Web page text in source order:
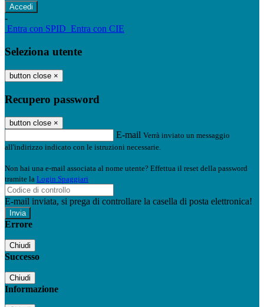
-
Entra con SPID Entra con CIE
Seleziona utente
button close ×
Recupero password
button close ×
E-mail Verrà inviato un messaggio
all'indirizzo indicato con le istruzioni necessarie.
Non hai una e-mail associata al nome utente? Effettua il reset della password
tramite la Login Spaggiari
E-mail inviata, si prega di controllare la casella di posta elettronica!
Errore
Chiudi
Successo
Chiudi
Informazione